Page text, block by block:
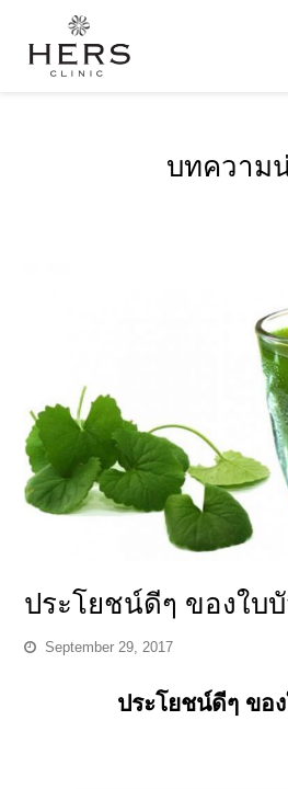
บทความ
ประโยชน์ดีๆ ของใบ
September 29, 2017
ประโยชน์ดีๆ ขอ